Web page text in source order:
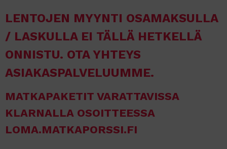
LENTOJEN MYYNTI OSAMAKSULLA
/ LASKULLA EI TÄLLÄ HETKELLÄ
ONNISTU. OTA YHTEYS
ASIAKASPALVELUUMME.
MATKAPAKETIT VARATTAVISSA
KLARNALLA OSOITTEESSA
LOMA.MATKAPORSSI.FI